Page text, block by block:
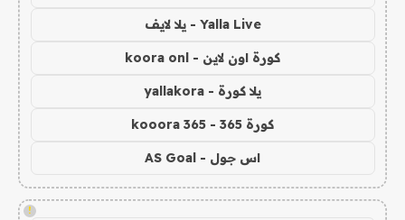
Yalla Live - يلا لايف
كورة اون لاين - koora onl
يلا كورة - yallakora
كورة 365 - kooora 365
اس جول - AS Goal
!